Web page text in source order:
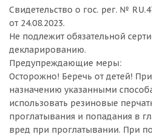
Свидетельство о гос. рег. №
от 24.08.2023.
Не подлежит обязательной
декларированию.
Предупреждающие меры:
Осторожно! Беречь от детей!
назначению указанными
использовать резиновые
проглатывания и попадания в
вред при проглатывании. При